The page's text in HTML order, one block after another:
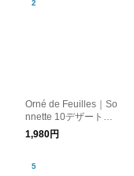
Orné de Feuilles｜So
nnette 10デザートボ
ウル
1,980円